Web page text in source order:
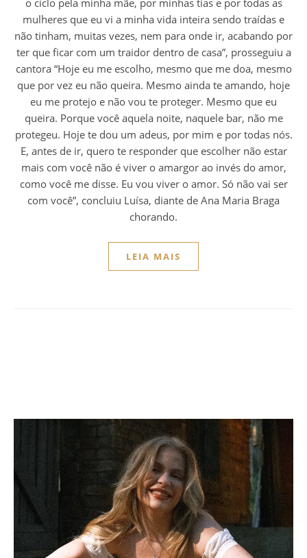
mulheres que eu vi a minha vida inteira sendo traídas e
não tinham, muitas vezes, nem para onde ir, acabando por
ter que ficar com um traidor dentro de casa”, prosseguiu a
cantora “Hoje eu me escolho, mesmo que me doa, mesmo
que por vez eu não queira. Mesmo ainda te amando, hoje
eu me protejo e não vou te proteger. Mesmo que eu
queira. Porque você aquela noite, naquele bar, não me
protegeu. Hoje te dou um adeus, por mim e por todas nós.
E, antes de ir, quero te responder que escolher não estar
mais com você não é viver o amargor ao invés do amor,
como você me disse. Eu vou viver o amor. Só não vai ser
com você”, concluiu Luísa, diante de Ana Maria Braga
chorando.
LEIA MAIS